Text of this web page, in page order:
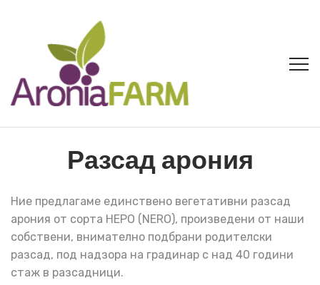
Разсадарония
Ние предлагаме единствено вегетативни разсад
арония от сорта НЕРО (NERO), произведени от наши
собствени, внимателно подбрани родителски
разсад, под надзора на градинар с над 40 години
стаж в разсадници.